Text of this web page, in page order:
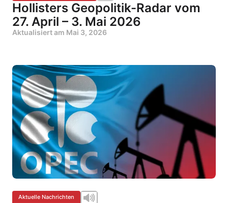
Hollisters Geopolitik-Radar vom
27. April – 3. Mai 2026
Aktualisiert am Mai 3, 2026
Aktuelle Nachrichten